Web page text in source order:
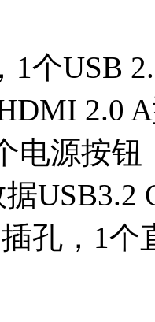
1个USB
2.0
电源按钮
USB3.2
孔，1个